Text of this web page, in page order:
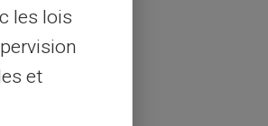
les lois
et